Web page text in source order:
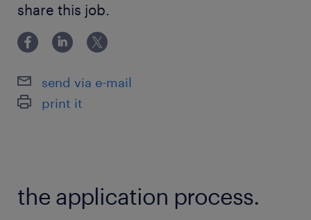
★ほぼフルリモート
★プログラミング
★ローコード開発
最寄駅
Automateなどの開発経験 ～OutSystems、kintoneな
どローコード開発経験者のみの方もOK！
share this job.
send via e-mail
print it
the application process.